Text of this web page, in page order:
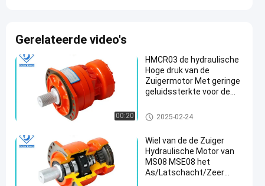
Gerelateerde video's
00:20
HMCR03 de hydraulische
Hoge druk van de
Zuigermotor Met geringe
geluidssterkte voor de
Steunbalkjonge os
hydraulische zuigermotor
2025-02-24
Wiel van de de Zuiger
Hydraulische Motor van
MS08 MSE08 het
As/Latschacht/Zeer